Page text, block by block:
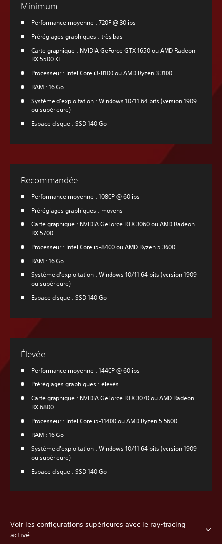
Minimum
Performance moyenne : 720P @ 30 ips
Préréglages graphiques : très bas
Carte graphique : NVIDIA GeForce GTX 1650 ou AMD Radeon
RX 5500 XT
Processeur : Intel Core i3-8100 ou AMD Ryzen 3 3100
RAM : 16 Go
Système d'exploitation : Windows 10/11 64 bits (version 1909
ou supérieure)
Espace disque : SSD 140 Go
Recommandée
Performance moyenne : 1080P @ 60 ips
Préréglages graphiques : moyens
Carte graphique : NVIDIA GeForce RTX 3060 ou AMD Radeon
RX 5700
Processeur : Intel Core i5-8400 ou AMD Ryzen 5 3600
RAM : 16 Go
Système d'exploitation : Windows 10/11 64 bits (version 1909
ou supérieure)
Espace disque : SSD 140 Go
Élevée
Performance moyenne : 1440P @ 60 ips
Préréglages graphiques : élevés
Carte graphique : NVIDIA GeForce RTX 3070 ou AMD Radeon
RX 6800
Processeur : Intel Core i5-11400 ou AMD Ryzen 5 5600
RAM : 16 Go
Système d'exploitation : Windows 10/11 64 bits (version 1909
ou supérieure)
Espace disque : SSD 140 Go
Voir les configurations supérieures avec le ray-tracing
activé